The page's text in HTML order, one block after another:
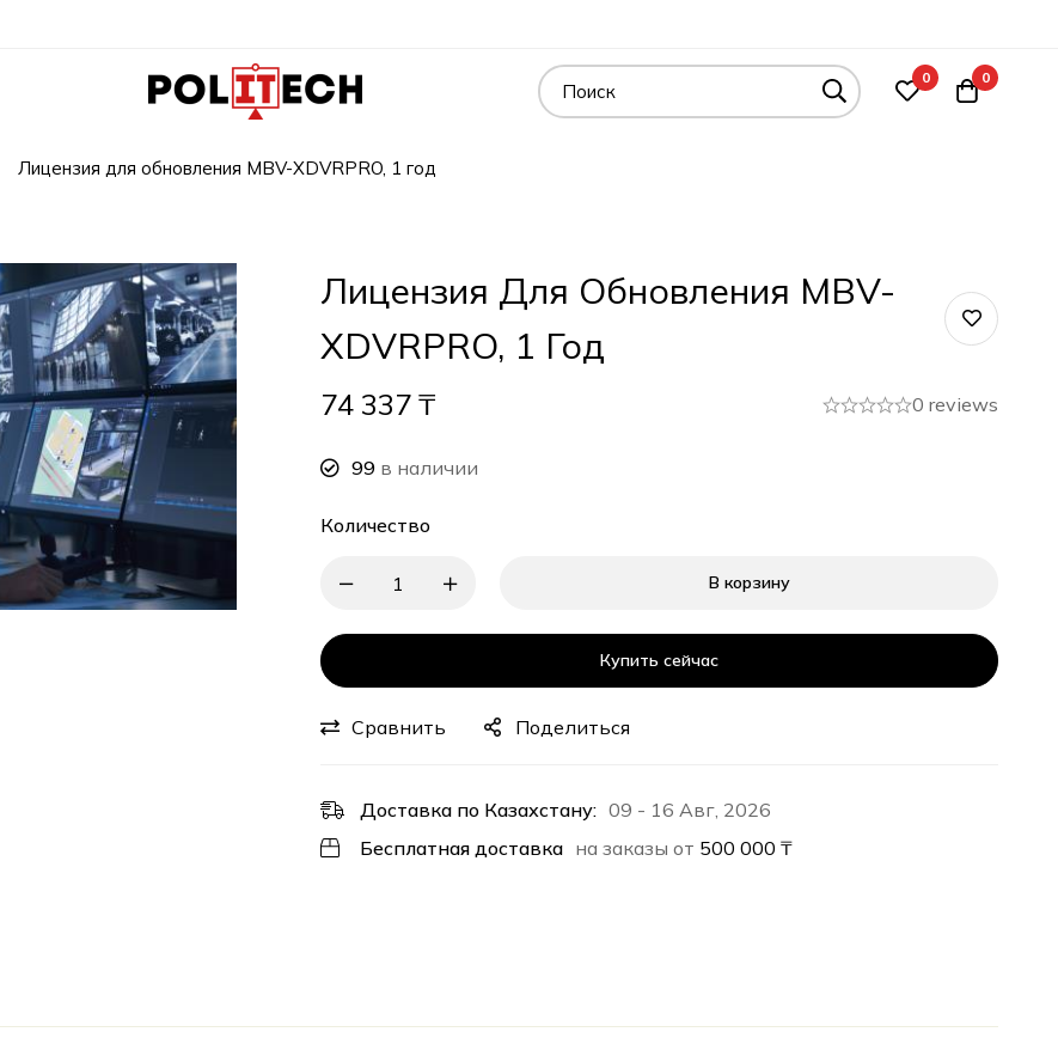
0 0
Лицензия для обновления MBV-XDVRPRO, 1 год
Лицензия Для Обновления MBV-
XDVRPRO, 1 Год
74 337 ₸ 0 reviews
99 в наличии
Количество
В корзину
Купить сейчас
Сравнить Поделиться
Доставка по Казахстану: 09 - 16 Авг, 2026
Бесплатная доставка на заказы от 500 000 ₸